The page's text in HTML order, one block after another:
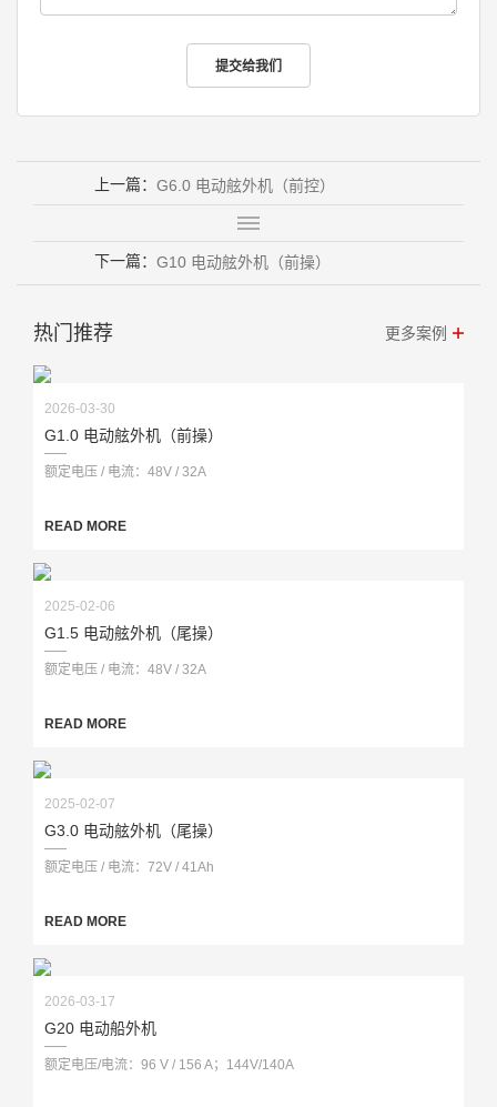
上一篇： G6.0 电动舷外机（前控）
下一篇： G10 电动舷外机（前操）
热门推荐 更多案例
2026-03-30
G1.0 电动舷外机（前操）
额定电压 / 电流：48V / 32A
READ MORE
2025-02-06
G1.5 电动舷外机（尾操）
额定电压 / 电流：48V / 32A
READ MORE
2025-02-07
G3.0 电动舷外机（尾操）
额定电压 / 电流：72V / 41Ah
READ MORE
2026-03-17
G20 电动船外机
额定电压/电流：96 V / 156 A；144V/140A